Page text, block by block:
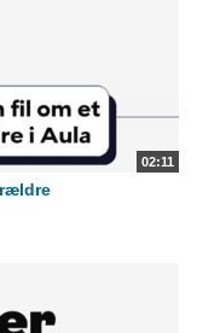
02:11